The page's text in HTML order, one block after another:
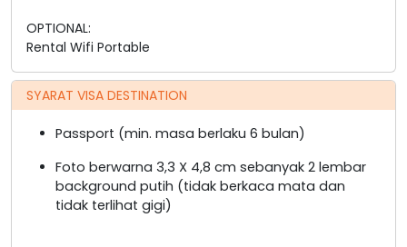
OPTIONAL:
Rental Wifi Portable
SYARAT VISA DESTINATION
Passport (min. masa berlaku 6 bulan)
Foto berwarna 3,3 X 4,8 cm sebanyak 2 lembar
background putih (tidak berkaca mata dan
tidak terlihat gigi)